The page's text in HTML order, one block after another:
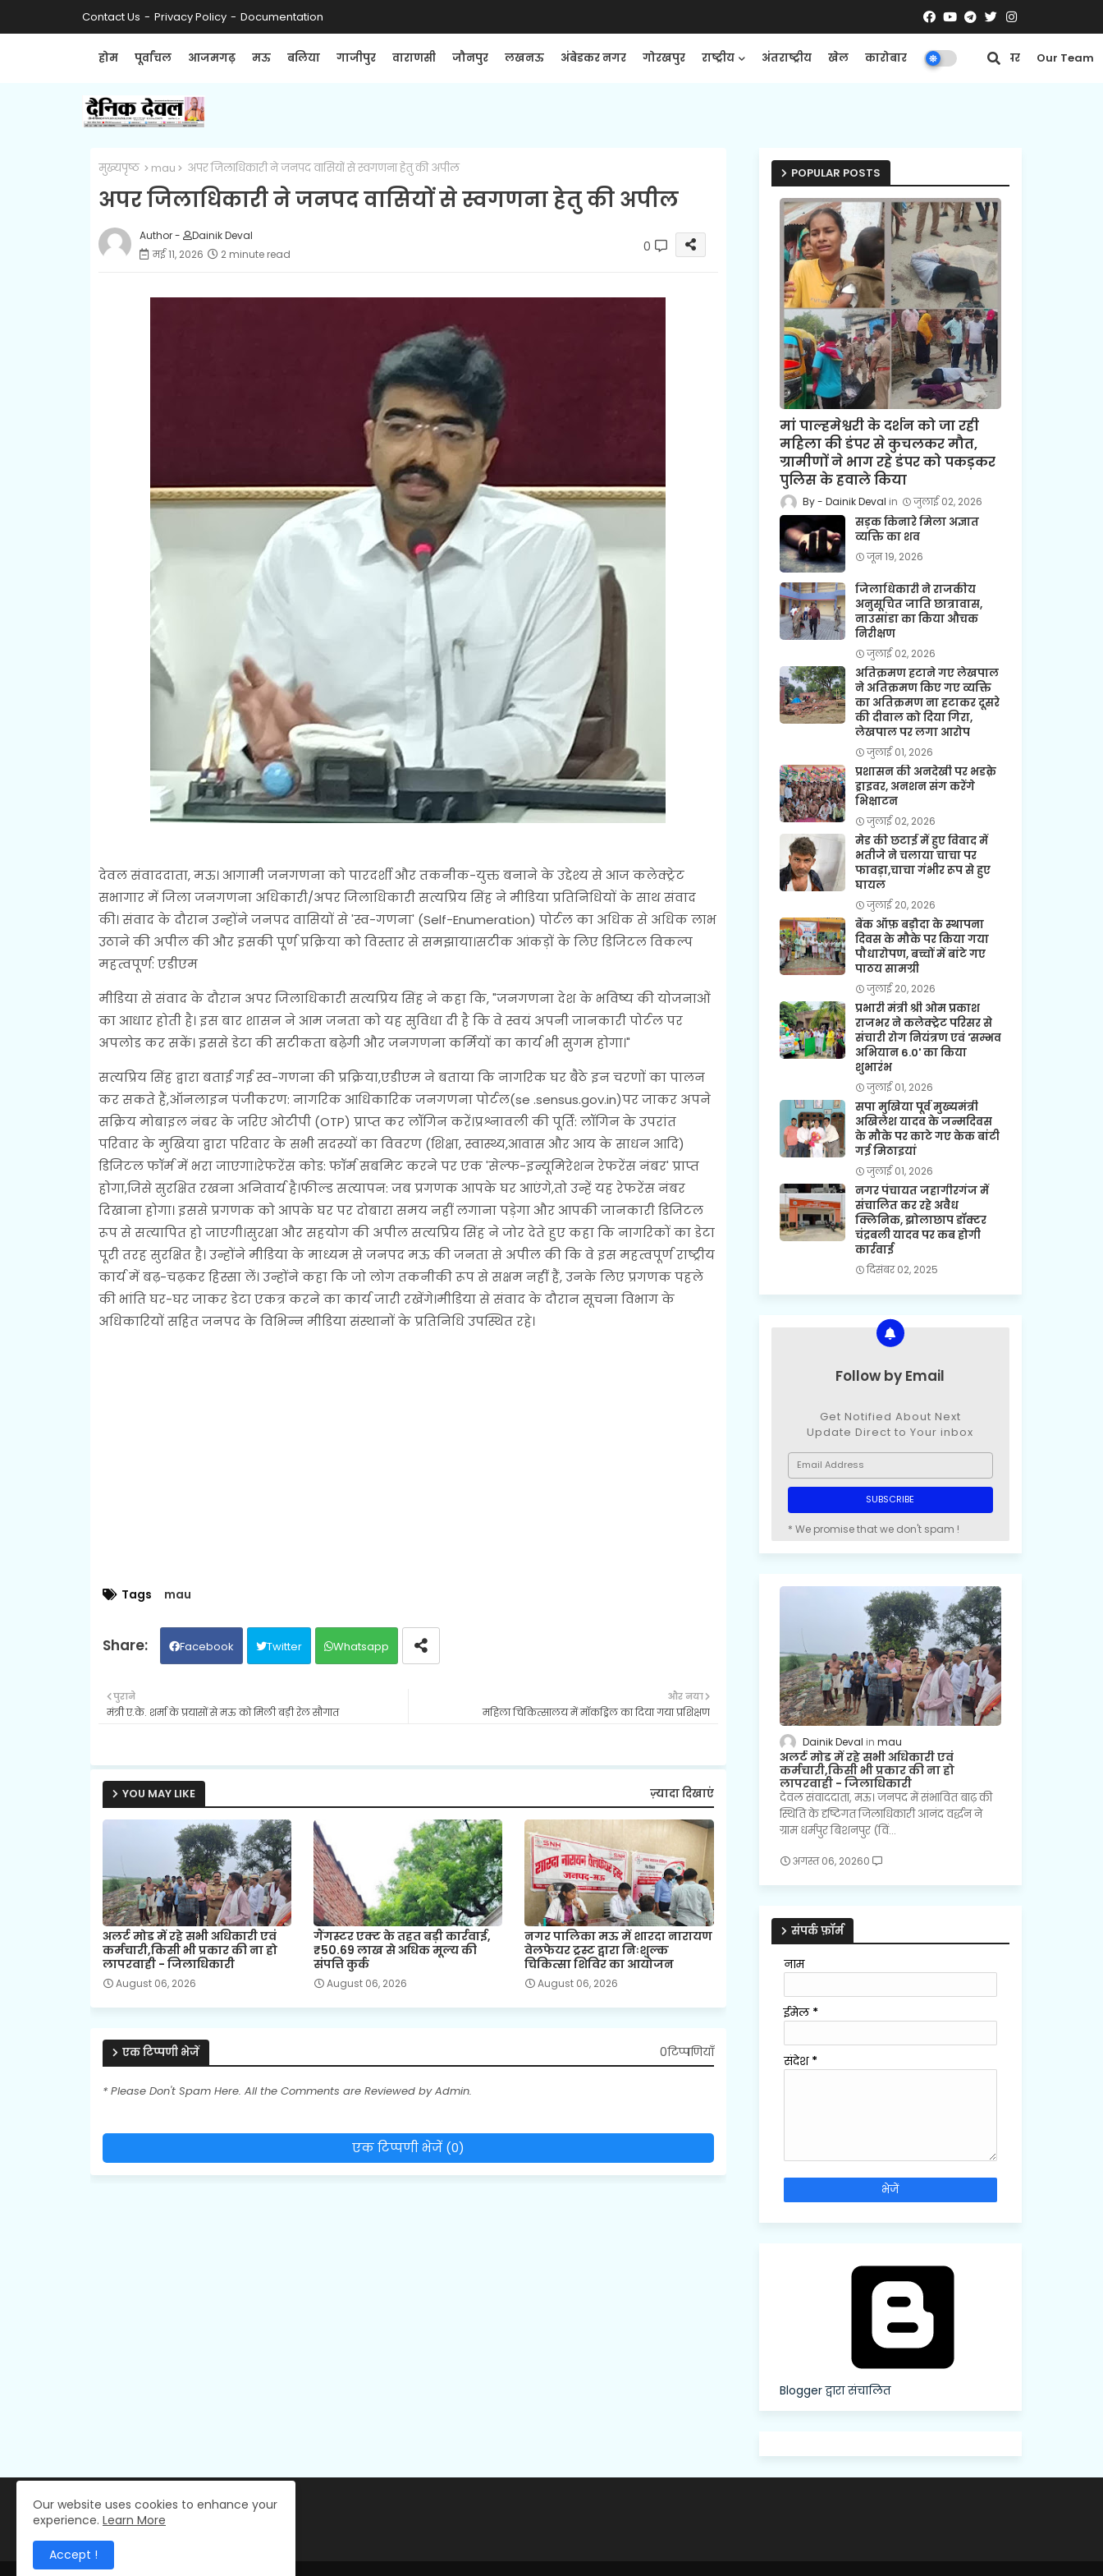
Contact Us Privacy Policy Documentation
होम पूर्वांचल आजमगढ़ मऊ बलिया गाजीपुर वाराणसी जौनपुर लखनऊ अंबेडकर नगर गोरखपुर राष्ट्रीय अंतराष्ट्रीय खेल कारोबार मनोरंजन ई-पेपर Our Team
मुख्यपृष्ठ mau अपर जिलाधिकारी ने जनपद वासियों से स्वगणना हेतु की अपील
अपर जिलाधिकारी ने जनपद वासियों से स्वगणना हेतु की अपील
Author -
Dainik Deval
मई 11, 2026
2 minute read 0
देवल संवाददाता, मऊ। आगामी जनगणना को पारदर्शी और तकनीक-युक्त बनाने के उद्देश्य से आज कलेक्ट्रेट
सभागार में जिला जनगणना अधिकारी/अपर जिलाधिकारी सत्यप्रिय सिंह ने मीडिया प्रतिनिधियों के साथ संवाद
की। संवाद के दौरान उन्होंने जनपद वासियों से 'स्व-गणना' (Self-Enumeration) पोर्टल का अधिक से अधिक लाभ
उठाने की अपील की और इसकी पूर्ण प्रक्रिया को विस्तार से समझाया।सटीक आंकड़ों के लिए डिजिटल विकल्प
महत्वपूर्ण: एडीएम
मीडिया से संवाद के दौरान अपर जिलाधिकारी सत्यप्रिय सिंह ने कहा कि, "जनगणना देश के भविष्य की योजनाओं
का आधार होती है। इस बार शासन ने आम जनता को यह सुविधा दी है कि वे स्वयं अपनी जानकारी पोर्टल पर
अपलोड कर सकें। इससे डेटा की सटीकता बढ़ेगी और जनगणना कर्मियों का कार्य भी सुगम होगा।"
सत्यप्रिय सिंह द्वारा बताई गई स्व-गणना की प्रक्रिया,एडीएम ने बताया कि नागरिक घर बैठे इन चरणों का पालन
कर सकते हैं,ऑनलाइन पंजीकरण: नागरिक आधिकारिक जनगणना पोर्टल(se .sensus.gov.in)पर जाकर अपने
सक्रिय मोबाइल नंबर के जरिए ओटीपी (OTP) प्राप्त कर लॉगिन करें।प्रश्नावली की पूर्ति: लॉगिन के उपरांत
परिवार के मुखिया द्वारा परिवार के सभी सदस्यों का विवरण (शिक्षा, स्वास्थ्य,आवास और आय के साधन आदि)
डिजिटल फॉर्म में भरा जाएगा।रेफरेंस कोड: फॉर्म सबमिट करने पर एक 'सेल्फ-इन्यूमिरेशन रेफरेंस नंबर' प्राप्त
होगा,जिसे सुरक्षित रखना अनिवार्य है।फील्ड सत्यापन: जब प्रगणक आपके घर आएंगे,तो उन्हें यह रेफरेंस नंबर
दिखाना होगा। इससे प्रगणक को आपके घर पर दोबारा समय नहीं लगाना पड़ेगा और आपकी जानकारी डिजिटल
रूप से सत्यापित हो जाएगी।सुरक्षा और सहयोग की अपील सत्यप्रिय सिंह ने जोर देते हुए कहा कि नागरिकों का डेटा
पूरी तरह सुरक्षित है। उन्होंने मीडिया के माध्यम से जनपद मऊ की जनता से अपील की कि वे इस महत्वपूर्ण राष्ट्रीय
कार्य में बढ़-चढ़कर हिस्सा लें। उन्होंने कहा कि जो लोग तकनीकी रूप से सक्षम नहीं हैं, उनके लिए प्रगणक पहले
की भांति घर-घर जाकर डेटा एकत्र करने का कार्य जारी रखेंगे।मीडिया से संवाद के दौरान सूचना विभाग के
अधिकारियों सहित जनपद के विभिन्न मीडिया संस्थानों के प्रतिनिधि उपस्थित रहे।
Tags mau
Facebook Twitter Whatsapp
और नया
महिला चिकित्सालय में मॉकड्रिल का दिया गया प्रशिक्षण
पुराने
मंत्री ए.के. शर्मा के प्रयासों से मऊ को मिली बड़ी रेल सौगात
YOU MAY LIKE ज़्यादा दिखाएं
अलर्ट मोड में रहे सभी अधिकारी एवं
कर्मचारी,किसी भी प्रकार की ना हो
लापरवाही - जिलाधिकारी
August 06, 2026
गैंगस्टर एक्ट के तहत बड़ी कार्रवाई,
₹50.69 लाख से अधिक मूल्य की
संपत्ति कुर्क
August 06, 2026
नगर पालिका मऊ में शारदा नारायण
वेलफेयर ट्रस्ट द्वारा निःशुल्क
चिकित्सा शिविर का आयोजन
August 06, 2026
एक टिप्पणी भेजें 0टिप्पणियाँ
* Please Don't Spam Here. All the Comments are Reviewed by Admin.
एक टिप्पणी भेजें (0)
POPULAR POSTS
मां पाल्हमेश्वरी के दर्शन को जा रही
महिला की डंपर से कुचलकर मौत,
ग्रामीणों ने भाग रहे डंपर को पकड़कर
पुलिस के हवाले किया
Dainik Deval जुलाई 02, 2026
सड़क किनारे मिला अज्ञात
व्यक्ति का शव
जून 19, 2026
जिलाधिकारी ने राजकीय
अनुसूचित जाति छात्रावास,
नाउसांडा का किया औचक
निरीक्षण
जुलाई 02, 2026
अतिक्रमण हटाने गए लेखपाल
ने अतिक्रमण किए गए व्यक्ति
का अतिक्रमण ना हटाकर दूसरे
की दीवाल को दिया गिरा,
लेखपाल पर लगा आरोप
जुलाई 01, 2026
प्रशासन की अनदेखी पर भडक़े
ड्राइवर, अनशन संग करेंगे
भिक्षाटन
जुलाई 02, 2026
मेड की छटाई में हुए विवाद में
भतीजे ने चलाया चाचा पर
फावड़ा,चाचा गंभीर रूप से हुए
घायल
जुलाई 20, 2026
बैंक ऑफ़ बड़ौदा के स्थापना
दिवस के मौके पर किया गया
पौधारोपण, बच्चों में बांटे गए
पाठय सामग्री
जुलाई 20, 2026
प्रभारी मंत्री श्री ओम प्रकाश
राजभर ने कलेक्ट्रेट परिसर से
संचारी रोग नियंत्रण एवं 'सम्भव
अभियान 6.0' का किया
शुभारंभ
जुलाई 01, 2026
सपा मुखिया पूर्व मुख्यमंत्री
अखिलेश यादव के जन्मदिवस
के मौके पर काटे गए केक बांटी
गई मिठाइयां
जुलाई 01, 2026
नगर पंचायत जहागीरगंज में
संचालित कर रहे अवैध
क्लिनिक, झोलाछाप डॉक्टर
चंद्रबली यादव पर कब होगी
कार्रवाई
दिसंबर 02, 2025
Follow by Email
Get Notified About Next
Update Direct to Your inbox
* We promise that we don't spam !
Dainik Deval mau
अलर्ट मोड में रहे सभी अधिकारी एवं
कर्मचारी,किसी भी प्रकार की ना हो
लापरवाही - जिलाधिकारी
देवल संवाददाता, मऊ। जनपद में संभावित बाढ़ की
स्थिति के दृष्टिगत जिलाधिकारी आनंद वर्द्धन ने
ग्राम धर्मपुर बिशनपुर (विं…
अगस्त 06, 20260
संपर्क फ़ॉर्म
नाम
ईमेल *
संदेश *
Blogger द्वारा संचालित
Our website uses cookies to enhance your
experience. Learn More
Accept !